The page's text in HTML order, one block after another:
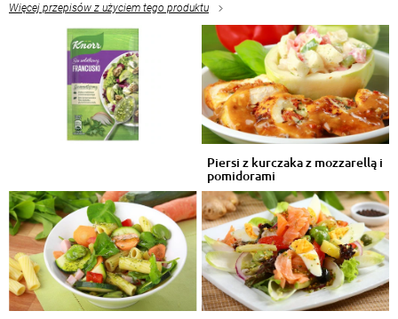
Więcej przepisów z użyciem tego produktu
Piersi z kurczaka z mozzarellą i
pomidorami